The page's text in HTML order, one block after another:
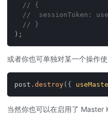
// {
//  sessionToken:
// }
) ;
或者你也可单独对某一个操作
post . destroy( {
当然你也可以在启用了 Master